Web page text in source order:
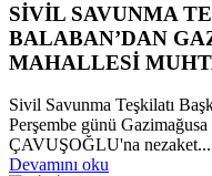
SİVİL SAVUNMA
BALABAN’DAN
MAHALLESİ
Sivil Savunma Teşkilatı
Perşembe günü
ÇAVUŞOĞLU'na nezaket...
Devamını oku